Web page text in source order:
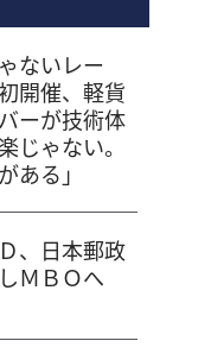
ないレー
開催、軽貨
ーが技術体
じゃない。
ある」
、日本郵政
ＭＢＯへ